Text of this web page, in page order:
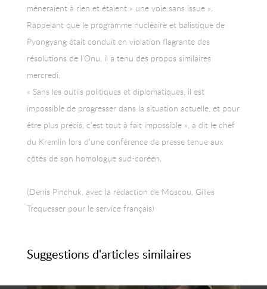
mèneraient à rien et étaient « une voie sans issue ».
Rappelant que le programme nucléaire et balistique de
Pyongyang était conduit en violation flagrante des
résolutions de l’Onu, il a tenu des propos similaires
mercredi.
« Sans les outils politiques et diplomatiques, il est
impossible de progresser dans la situation actuelle, et pour
être plus précis, c’est tout à fait impossible », a dit le chef
du Kremlin lors d’une conférence de presse tenue aux
côtés de son homologue sud-coréen.
(Denis Pinchuk, avec la rédaction de Moscou, Gilles
Trequesser pour le service français)
Suggestions d'articles similaires